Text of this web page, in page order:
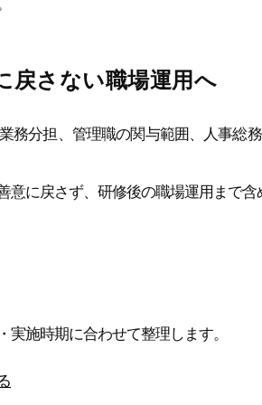
戻さない職場運用へ
務分担、管理職の関与範囲、人事総
に戻さず、研修後の職場運用まで含
施時期に合わせて整理します。